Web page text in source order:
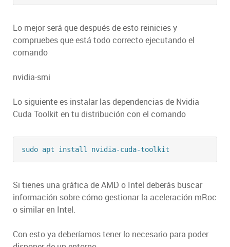
Lo mejor será que después de esto reinicies y
compruebes que está todo correcto ejecutando el
comando
nvidia-smi
Lo siguiente es instalar las dependencias de Nvidia
Cuda Toolkit en tu distribución con el comando
Si tienes una gráfica de AMD o Intel deberás buscar
información sobre cómo gestionar la aceleración mRoc
o similar en Intel.
Con esto ya deberíamos tener lo necesario para poder